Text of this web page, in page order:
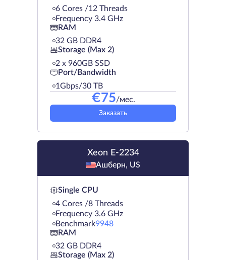
6 Cores /12 Threads
Frequency 3.4 GHz
RAM
32 GB DDR4
Storage (Max 2)
2 х 960GB SSD
Port/Bandwidth
1Gbps/30 TB
€75/мес.
Заказать
Xeon E-2234
Ашберн, US
Single CPU
4 Cores /8 Threads
Frequency 3.6 GHz
Benchmark9948
RAM
32 GB DDR4
Storage (Max 2)